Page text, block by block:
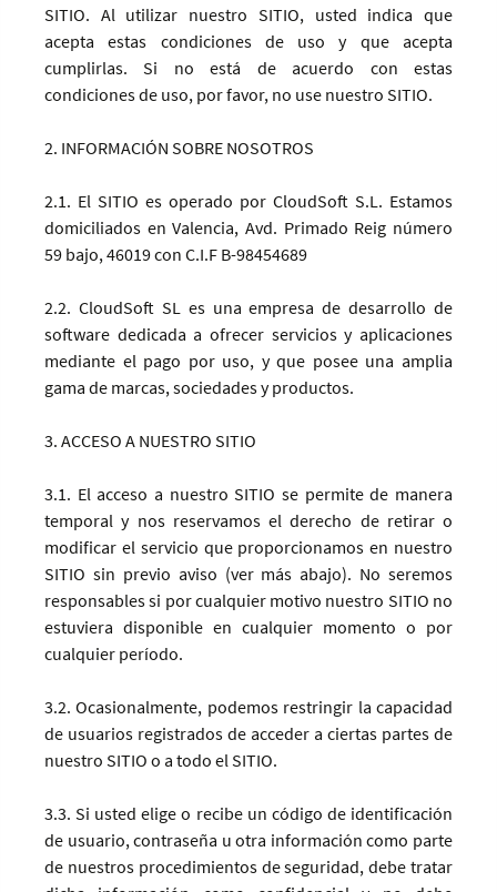
SITIO. Al utilizar nuestro SITIO, usted indica que
acepta estas condiciones de uso y que acepta
cumplirlas. Si no está de acuerdo con estas
condiciones de uso, por favor, no use nuestro SITIO.
2. INFORMACIÓN SOBRE NOSOTROS
2.1. El SITIO es operado por CloudSoft S.L. Estamos
domiciliados en Valencia, Avd. Primado Reig número
59 bajo, 46019 con C.I.F B-98454689
2.2. CloudSoft SL es una empresa de desarrollo de
software dedicada a ofrecer servicios y aplicaciones
mediante el pago por uso, y que posee una amplia
gama de marcas, sociedades y productos.
3. ACCESO A NUESTRO SITIO
3.1. El acceso a nuestro SITIO se permite de manera
temporal y nos reservamos el derecho de retirar o
modificar el servicio que proporcionamos en nuestro
SITIO sin previo aviso (ver más abajo). No seremos
responsables si por cualquier motivo nuestro SITIO no
estuviera disponible en cualquier momento o por
cualquier período.
3.2. Ocasionalmente, podemos restringir la capacidad
de usuarios registrados de acceder a ciertas partes de
nuestro SITIO o a todo el SITIO.
3.3. Si usted elige o recibe un código de identificación
de usuario, contraseña u otra información como parte
de nuestros procedimientos de seguridad, debe tratar